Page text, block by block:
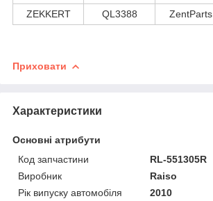
ZEKKERT
QL3388 ZentParts
Приховати
Характеристики
Основні атрибути
Код запчастини
RL-551305R
Виробник
Raiso
Рік випуску автомобіля
2010